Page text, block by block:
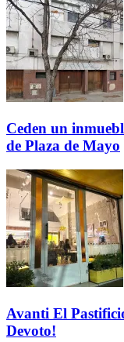
Ceden un
de Plaza de Mayo
Avanti El
Devoto!